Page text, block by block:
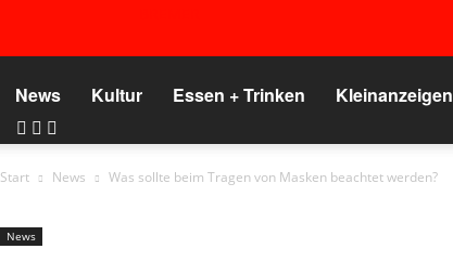
News Kultur Essen + Trinken Kleinanzeigen
Start News Was sollte beim Tragen von Masken beachtet werden?
News